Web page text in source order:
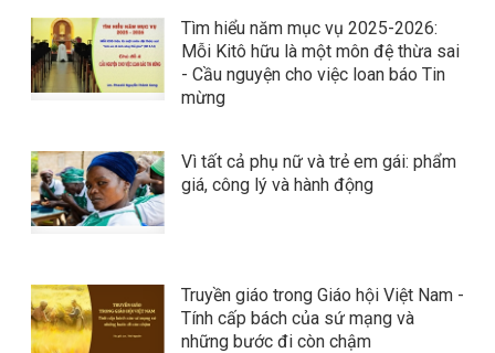
Tìm hiểu năm mục vụ 2025-2026:
Mỗi Kitô hữu là một môn đệ thừa sai
- Cầu nguyện cho việc loan báo Tin
mừng
Vì tất cả phụ nữ và trẻ em gái: phẩm
giá, công lý và hành động
Truyền giáo trong Giáo hội Việt Nam -
Tính cấp bách của sứ mạng và
những bước đi còn chậm